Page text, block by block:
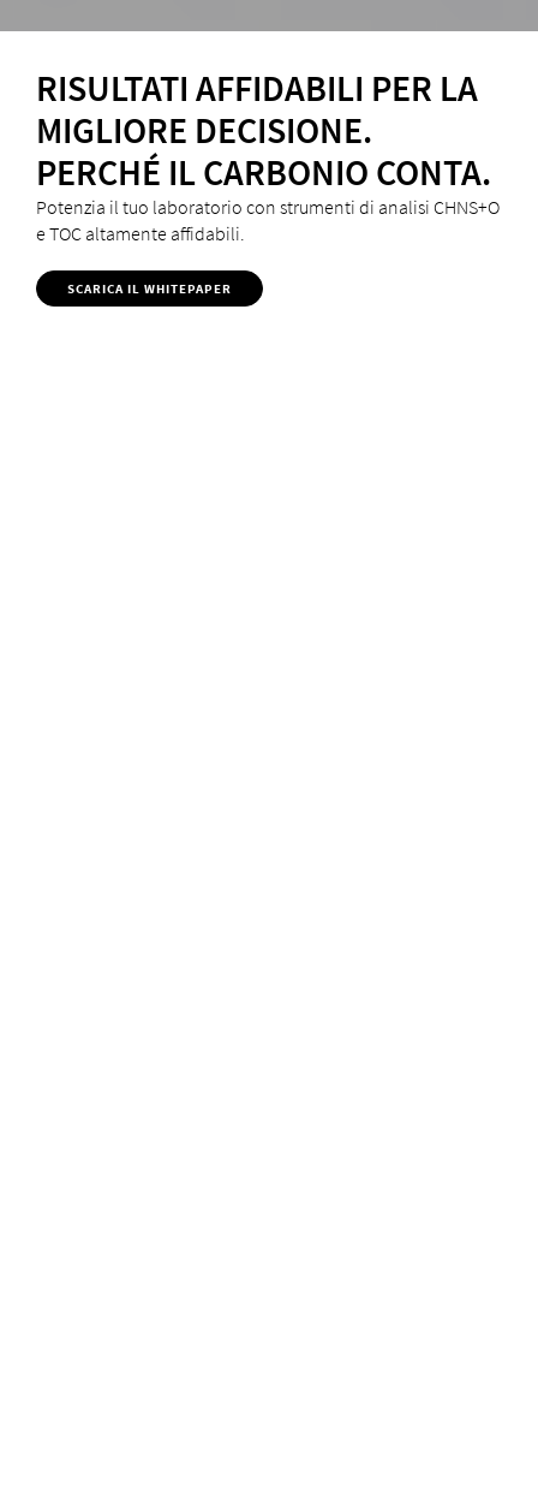
RISULTATI AFFIDABILI PER LA
MIGLIORE DECISIONE.
PERCHÉ IL CARBONIO CONTA.
Potenzia il tuo laboratorio con strumenti di analisi CHNS+O
e TOC altamente affidabili.
SCARICA IL WHITEPAPER